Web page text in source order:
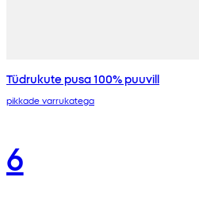
Tüdrukute pusa 100% puuvill
pikkade varrukatega
6